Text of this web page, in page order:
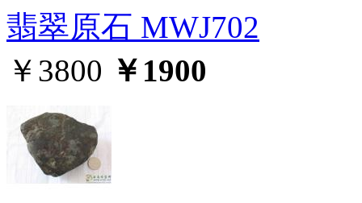
翡翠原石 MWJ702
￥3800 ￥1900